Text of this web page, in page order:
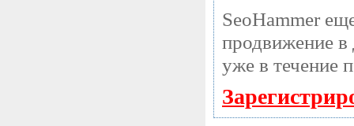
SeoHammer
продвижение в
уже в течение